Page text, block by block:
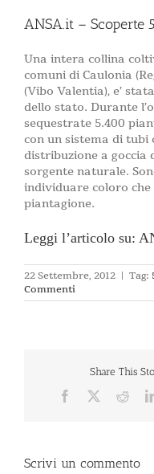
ANSA.it – Scoperte
Una intera collina
comuni di Caulonia
(Vibo Valentia), e’
dello stato. Durante
sequestrate 5.400
con un sistema di tubi
distribuzione a goccia
sorgente naturale.
individuare coloro
piantagione.
Leggi l’articolo su:
22 Settembre, 2012 | Tag:
Commenti
Share This
Facebook
Scrivi un commento